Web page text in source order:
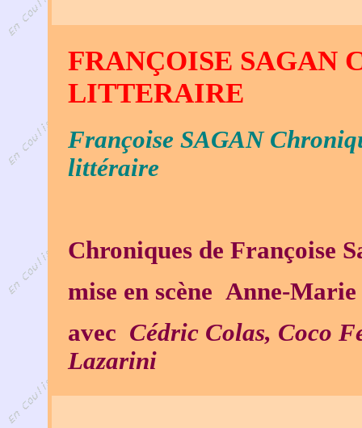
FRANÇOISE SAGAN
LITTERAIRE
Françoise SAGAN
littéraire
Chroniques de Françoise
mise en scène Anne-
avec Cédric Colas, Coco
Lazarini